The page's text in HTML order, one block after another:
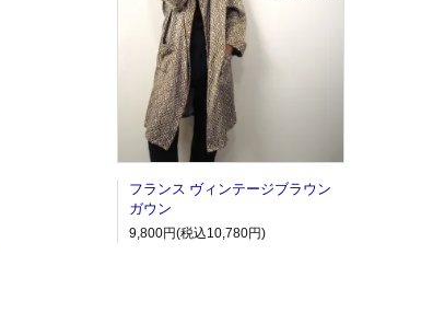
フランス ヴィンテージブラウン
ガウン
9,800円(税込10,780円)